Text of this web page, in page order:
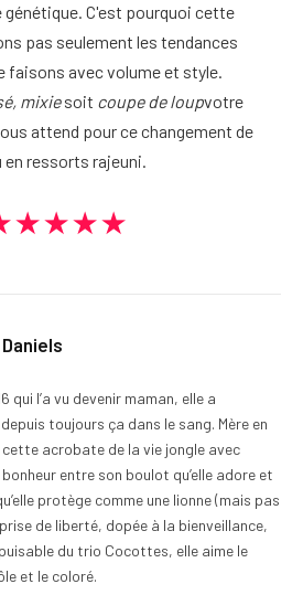
génétique. C'est pourquoi cette
pas seulement les tendances
faisons avec volume et style.
mixiesoit coupe de loupvotre
attend pour ce changement de
ressorts rajeuni.
qui l’a vu devenir maman, elle a
toujours ça dans le sang. Mère en
acrobate de la vie jongle avec
entre son boulot qu’elle adore et
protège comme une lionne (mais pas
de liberté, dopée à la bienveillance,
du trio Cocottes, elle aime le
et le coloré.